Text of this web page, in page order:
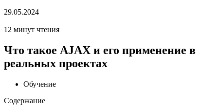
29.05.2024
12 минут чтения
Что такое AJAX и его применение в
реальных проектах
Обучение
Содержание